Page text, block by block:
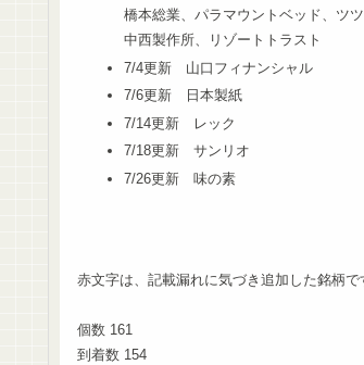
橋本総業、パラマウントベッド、ツ
中西製作所、リゾートトラスト
7/4更新 山口フィナンシャル
7/6更新 日本製紙
7/14更新 レック
7/18更新 サンリオ
7/26更新 味の素
赤文字は、記載漏れに気づき追加した銘柄で
個数 161
到着数 154